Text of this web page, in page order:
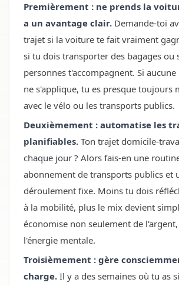
Premièrement : ne prends la
a un avantage clair. Demande-toi
trajet si la voiture te fait vraiment
si tu dois transporter des bagages ou
personnes t'accompagnent. Si aucune
ne s'applique, tu es presque toujours
avec le vélo ou les transports publics.
Deuxièmement : automatise les
planifiables. Ton trajet domicile-
chaque jour ? Alors fais-en une
abonnement de transports publics et
déroulement fixe. Moins tu dois
à la mobilité, plus le mix devient
économise non seulement de
l'énergie mentale.
Troisièmement : gère
charge. Il y a des semaines où tu as